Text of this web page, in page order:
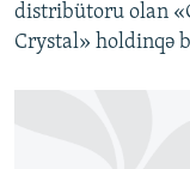
distribütoru olan
Crystal» holdinqə